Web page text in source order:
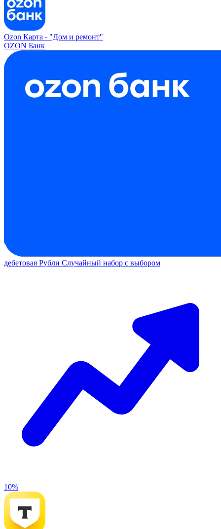
Ozon Карта - "Дом и ремонт"
OZON Банк
дебетовая Рубли Случайный набор с выбором
10%